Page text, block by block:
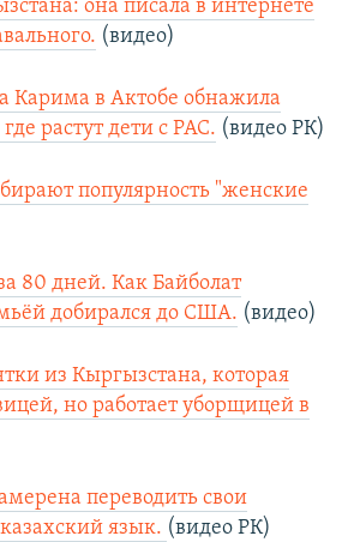
она писала в интернете
(видео)
Карима в Актобе обнажила
растут дети с РАС. (видео РК)
популярность "женские
80 дней. Как Байболат
добирался до США. (видео)
из Кыргызстана, которая
но работает уборщицей в
переводить свои
язык. (видео РК)